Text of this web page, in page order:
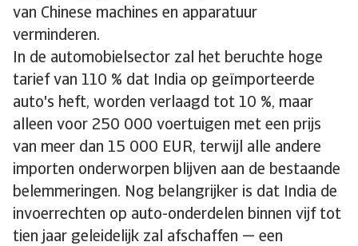
van Chinese machines en apparatuur
verminderen.
In de automobielsector zal het beruchte hoge
tarief van 110 % dat India op geïmporteerde
auto's heft, worden verlaagd tot 10 %, maar
alleen voor 250 000 voertuigen met een prijs
van meer dan 15 000 EUR, terwijl alle andere
importen onderworpen blijven aan de bestaande
belemmeringen. Nog belangrijker is dat India de
invoerrechten op auto-onderdelen binnen vijf tot
tien jaar geleidelijk zal afschaffen — een